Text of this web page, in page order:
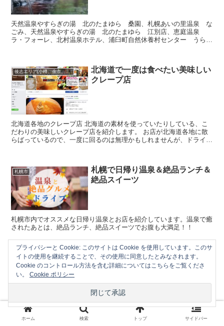
天然温泉やすらぎの湯 北のたまゆら 桑園、札幌あいの里温泉 な
ごみ、天然温泉やすらぎの湯 北のたまゆら 江別店、恵庭温泉
ラ・フォーレ、北村温泉ホテル、浦臼町自然休養村センター うらう
後志エリア(小樽、余市、ニセコ･･･)
北海道で一度は食べたい美味しい
クレープ店
北海道各地のクレープ店 北海道の素材を使っていたりしている、こ
だわりの美味しいクレープ店を紹介します。 お店が北海道各地に散
らばっているので、一度に回るのは無理かもしれませんが、ドライブ
札幌市
札幌で日帰り温泉＆絶品ランチ＆
絶品スイーツ
札幌市内でオススメな日帰り温泉とお店を紹介しています。温泉で癒
されたあとは、絶品ランチ、絶品スイーツでお腹も大満足！！
スポンサーリンク
石狩空知と近郊でコスパ最強の日帰り温
ホーム 検索 トップ サイドバー
プライバシーと Cookie: このサイトは Cookie を使用しています。このサ
イトの使用を継続することで、その使用に同意したとみなされます。
Cookie のコントロール方法を含む詳細についてはこちらをご覧くださ
い。 Cookie ポリシー